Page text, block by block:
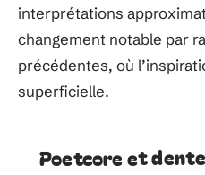
interprétations
changement notable par
précédentes, où
superficielle.
Poetcore et